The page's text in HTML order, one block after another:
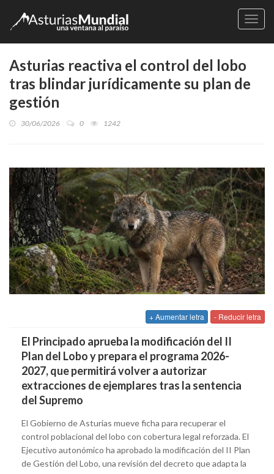
Asturias reactiva el control del lobo
tras blindar jurídicamente su plan de
gestión
30/06/2026 0 1242
+ Aumentar letra - Reducir letra
El Principado aprueba la modificación del II
Plan del Lobo y prepara el programa 2026-
2027, que permitirá volver a autorizar
extracciones de ejemplares tras la sentencia
del Supremo
El Gobierno de Asturias mueve ficha para recuperar el
control poblacional del lobo con cobertura legal reforzada. El
Ejecutivo autonómico ha aprobado la modificación del II Plan
de Gestión del Lobo, una revisión del decreto que adapta la